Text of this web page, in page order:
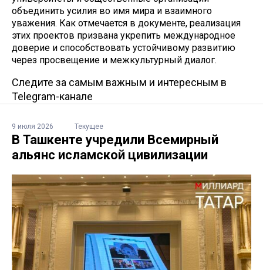
объединить усилия во имя мира и взаимного
уважения. Как отмечается в документе, реализация
этих проектов призвана укрепить международное
доверие и способствовать устойчивому развитию
через просвещение и межкультурный диалог.
Следите за самым важным и интересным в
Telegram-канале
9 июля 2026 Текущее
В Ташкенте учредили Всемирный
альянс исламской цивилизации